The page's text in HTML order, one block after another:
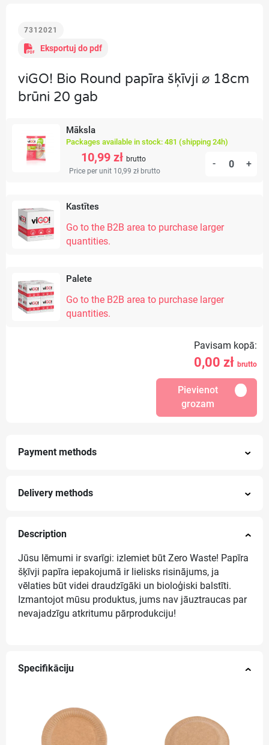
7312021
Eksportuj do pdf
viGO! Bio Round papīra šķīvji ⌀ 18cm
brūni 20 gab
Māksla
Packages available in stock: 481 (shipping 24h)
10,99 zł brutto
Price per unit 10,99 zł brutto
- +
Kastītes
Go to the B2B area to purchase larger
quantities.
Palete
Go to the B2B area to purchase larger
quantities.
Pavisam kopā:
0,00 zł brutto
Pievienot
grozam
Payment methods
Delivery methods
Description
Jūsu lēmumi ir svarīgi: izlemiet būt Zero Waste! Papīra
šķīvji papīra iepakojumā ir lielisks risinājums, ja
vēlaties būt videi draudzīgāki un bioloģiski balstīti.
Izmantojot mūsu produktus, jums nav jāuztraucas par
nevajadzīgu atkritumu pārprodukciju!
Specifikāciju